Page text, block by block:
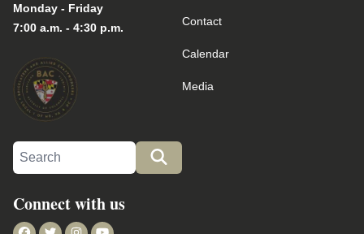
Monday - Friday
7:00 a.m. - 4:30 p.m.
Contact
Calendar
Media
Search site
Connect with us